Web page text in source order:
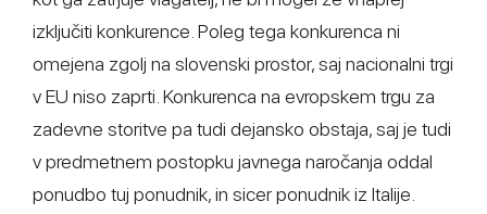
izključiti konkurence. Poleg tega konkurenca ni
omejena zgolj na slovenski prostor, saj nacionalni trgi
v EU niso zaprti. Konkurenca na evropskem trgu za
zadevne storitve pa tudi dejansko obstaja, saj je tudi
v predmetnem postopku javnega naročanja oddal
ponudbo tuj ponudnik, in sicer ponudnik iz Italije.